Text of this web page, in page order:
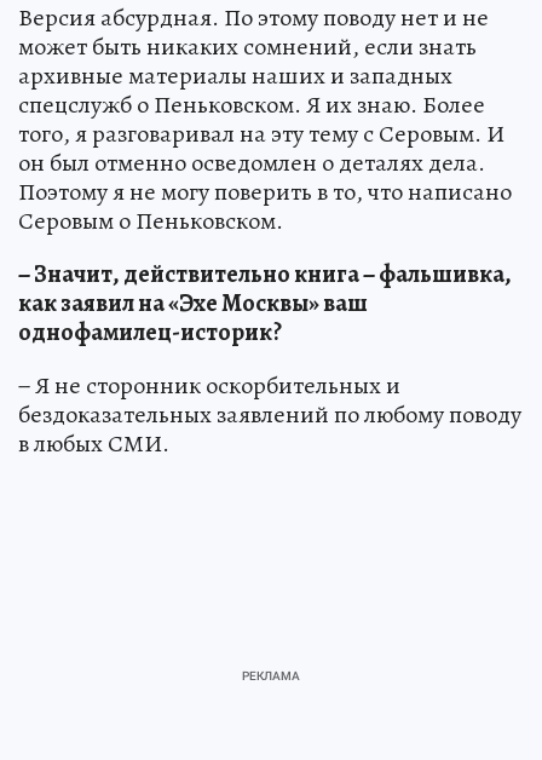
Версия абсурдная. По этому поводу нет и не
может быть никаких сомнений, если знать
архивные материалы наших и западных
спецслужб о Пеньковском. Я их знаю. Более
того, я разговаривал на эту тему с Серовым. И
он был отменно осведомлен о деталях дела.
Поэтому я не могу поверить в то, что написано
Серовым о Пеньковском.
− Значит, действительно книга − фальшивка,
как заявил на «Эхе Москвы» ваш
однофамилец-историк?
− Я не сторонник оскорбительных и
бездоказательных заявлений по любому поводу
в любых СМИ.